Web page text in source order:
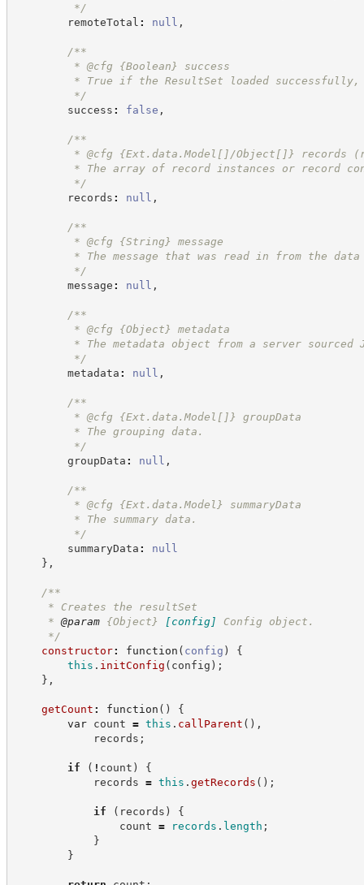
*/
remoteTotal : null ,
/**
* @cfg {Boolean}
success
* True if the ResultSet loaded successfully,
*/
success : false ,
/**
* @cfg {Ext.data.Model[]/Object[]} records
* The array of record instances or record
*/
records : null ,
/**
* @cfg {String}
message
* The message that was read in from the data
*/
message : null ,
/**
* @cfg {Object}
metadata
* The metadata object from a server sourced
*/
metadata : null ,
/**
* @cfg {Ext.data.Model[]}
groupData
* The grouping data.
*/
groupData : null ,
/**
* @cfg {Ext.data.Model}
summaryData
* The summary data.
*/
summaryData :
null
} ,
/**
* Creates the resultSet
* @param {Object} [config]
Config object.
*/
constructor: function ( config )
{
this . initConfig ( config ) ;
} ,
getCount : function ( )
{
var count = this . callParent ( ) ,
records ;
if ( ! count )
{
records = this . getRecords ( ) ;
if ( records )
{
count = records . length ;
}
}